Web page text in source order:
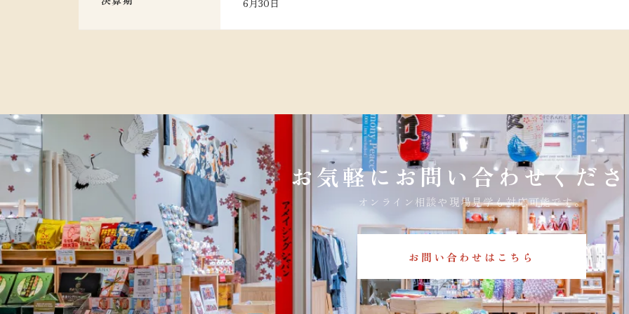
6月30日
お気軽にお問い合わせくだ
オンライン相談や現場見学も対応可能です。
お問い合わせはこちら